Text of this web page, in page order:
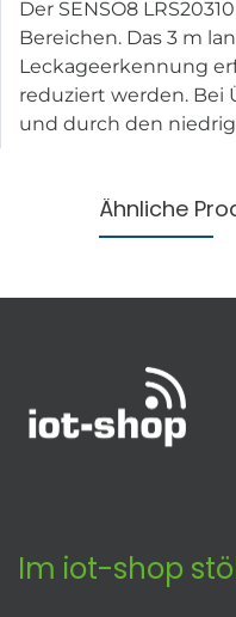
Der SENSO8
Bereichen. Das 3 m
Leckageerkennung
reduziert werden. Bei
und durch den
Ähnliche
Im iot-shop